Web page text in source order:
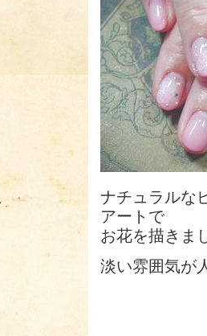
ナチュラルな
アートで
お花を描きま
淡い雰囲気が